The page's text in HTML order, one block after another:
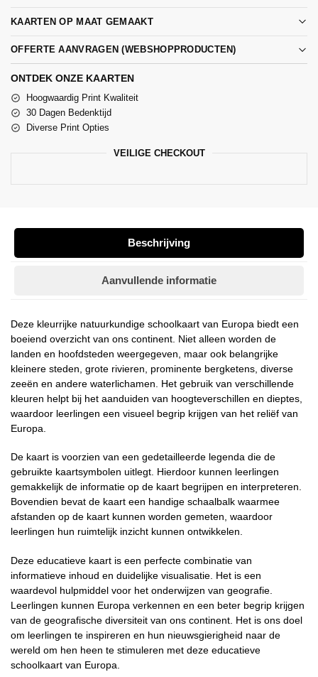
KAARTEN OP MAAT GEMAAKT
OFFERTE AANVRAGEN (WEBSHOPPRODUCTEN)
ONTDEK ONZE KAARTEN
Hoogwaardig Print Kwaliteit
30 Dagen Bedenktijd
Diverse Print Opties
VEILIGE CHECKOUT
Beschrijving
Aanvullende informatie
Deze kleurrijke natuurkundige schoolkaart van Europa biedt een
boeiend overzicht van ons continent. Niet alleen worden de
landen en hoofdsteden weergegeven, maar ook belangrijke
kleinere steden, grote rivieren, prominente bergketens, diverse
zeeën en andere waterlichamen. Het gebruik van verschillende
kleuren helpt bij het aanduiden van hoogteverschillen en dieptes,
waardoor leerlingen een visueel begrip krijgen van het reliëf van
Europa.
De kaart is voorzien van een gedetailleerde legenda die de
gebruikte kaartsymbolen uitlegt. Hierdoor kunnen leerlingen
gemakkelijk de informatie op de kaart begrijpen en interpreteren.
Bovendien bevat de kaart een handige schaalbalk waarmee
afstanden op de kaart kunnen worden gemeten, waardoor
leerlingen hun ruimtelijk inzicht kunnen ontwikkelen.
Deze educatieve kaart is een perfecte combinatie van
informatieve inhoud en duidelijke visualisatie. Het is een
waardevol hulpmiddel voor het onderwijzen van geografie.
Leerlingen kunnen Europa verkennen en een beter begrip krijgen
van de geografische diversiteit van ons continent. Het is ons doel
om leerlingen te inspireren en hun nieuwsgierigheid naar de
wereld om hen heen te stimuleren met deze educatieve
schoolkaart van Europa.